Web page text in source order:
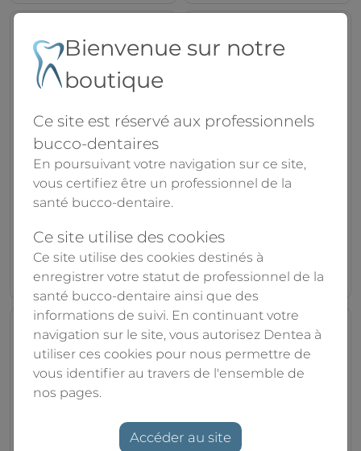
SEALTEMP S | force
de rétention
standard
Elsodent
À partir de
94.40€
Temp-Bond
Kerr
112.20€58.00€
Bienvenue sur notre
boutique
Ce site est réservé aux professionnels
bucco-dentaires
En poursuivant votre navigation sur ce site,
vous certifiez être un professionnel de la
santé bucco-dentaire.
Ce site utilise des cookies
Ce site utilise des cookies destinés à
enregistrer votre statut de professionnel de la
santé bucco-dentaire ainsi que des
informations de suivi. En continuant votre
navigation sur le site, vous autorisez Dentea à
utiliser ces cookies pour nous permettre de
vous identifier au travers de l'ensemble de
nos pages.
Accéder au site